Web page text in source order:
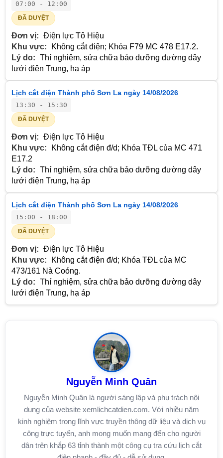
07:00 - 12:00
ĐÃ DUYỆT
Đơn vị: Điện lực Tô Hiệu
Khu vực:
Không cắt điện; Khóa F79 MC 478 E17.2.
Lý do: Thí nghiệm, sửa chữa bảo dưỡng đường dây
lưới điện Trung, hạ áp
Lịch cắt điện Thành phố Sơn La ngày 14/08/2026
13:30 - 15:30
ĐÃ DUYỆT
Đơn vị: Điện lực Tô Hiệu
Khu vực:
Không cắt điện đ/d; Khóa TĐL của MC 471
E17.2
Lý do: Thí nghiệm, sửa chữa bảo dưỡng đường dây
lưới điện Trung, hạ áp
Lịch cắt điện Thành phố Sơn La ngày 14/08/2026
15:00 - 18:00
ĐÃ DUYỆT
Đơn vị: Điện lực Tô Hiệu
Khu vực:
Không cắt điện đ/d; Khóa TĐL của MC
473/161 Nà Coóng.
Lý do: Thí nghiệm, sửa chữa bảo dưỡng đường dây
lưới điện Trung, hạ áp
Nguyễn Minh Quân
Nguyễn Minh Quân là người sáng lập và phụ trách nội
dung của website xemlichcatdien.com. Với nhiều năm
kinh nghiệm trong lĩnh vực truyền thông dữ liệu và dịch vụ
công trực tuyến, anh mong muốn mang đến cho người
dân trên khắp 63 tỉnh thành một công cụ tra cứu lịch cắt